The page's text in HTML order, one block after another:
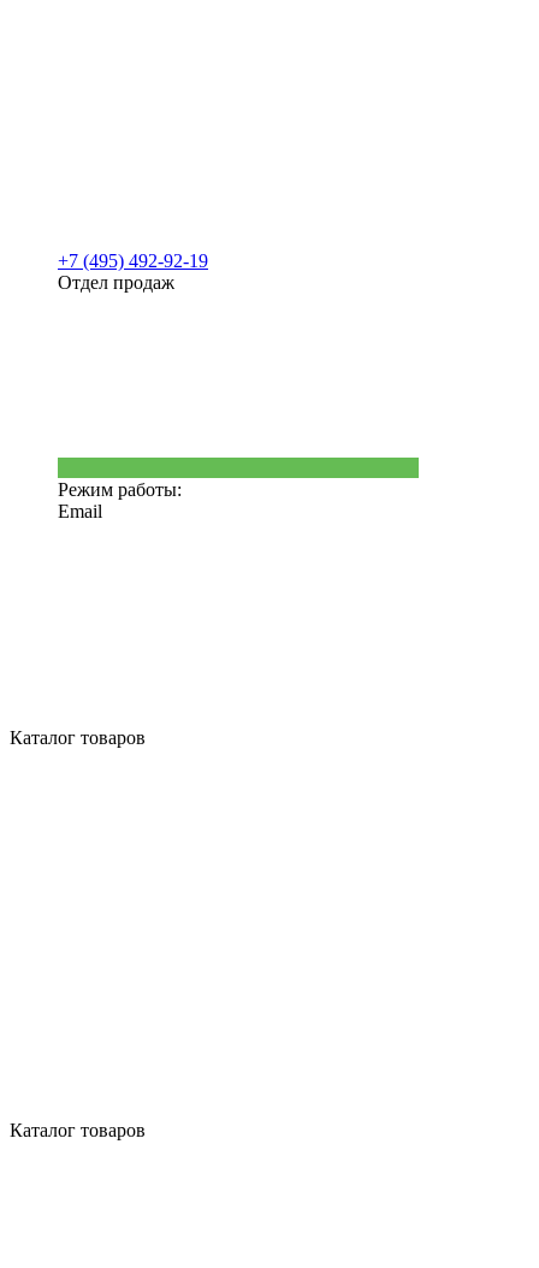
+7 (495) 492-92-19
Отдел продаж
Режим работы:
Email
Каталог товаров
Каталог товаров